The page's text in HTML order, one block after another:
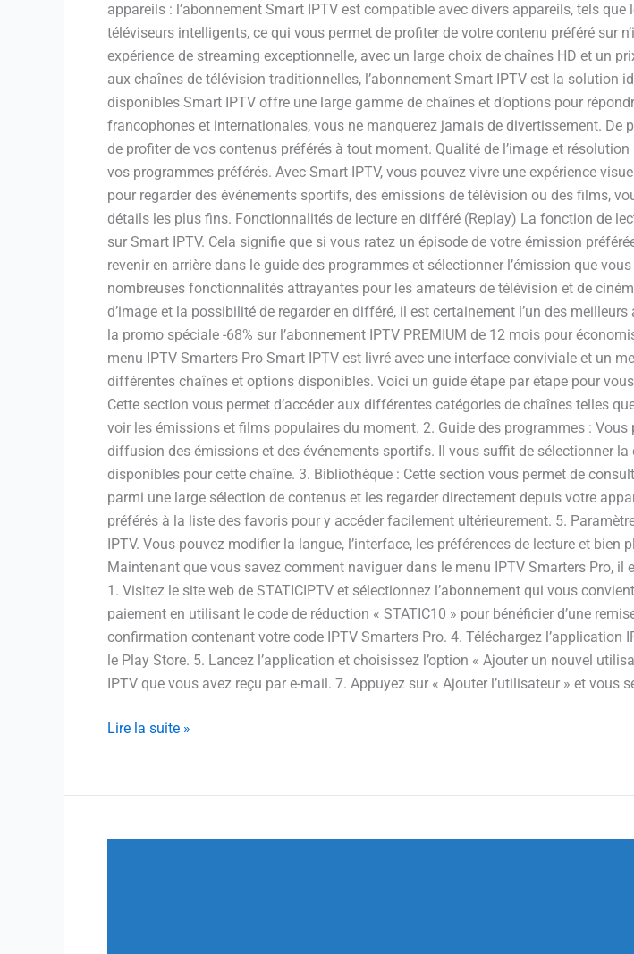
appareils : l’abonnement Smart IPTV est compatible avec divers appareils, tels
téléviseurs intelligents, ce qui vous permet de profiter de votre contenu préféré sur
expérience de streaming exceptionnelle, avec un large choix de chaînes HD et un
aux chaînes de télévision traditionnelles, l’abonnement Smart IPTV est la solution
disponibles Smart IPTV offre une large gamme de chaînes et d’options pour
francophones et internationales, vous ne manquerez jamais de divertissement.
de profiter de vos contenus préférés à tout moment. Qualité de l’image et
vos programmes préférés. Avec Smart IPTV, vous pouvez vivre une expérience
pour regarder des événements sportifs, des émissions de télévision ou des films,
détails les plus fins. Fonctionnalités de lecture en différé (Replay) La fonction de
sur Smart IPTV. Cela signifie que si vous ratez un épisode de votre émission
revenir en arrière dans le guide des programmes et sélectionner l’émission que
nombreuses fonctionnalités attrayantes pour les amateurs de télévision et de
d’image et la possibilité de regarder en différé, il est certainement l’un des
la promo spéciale -68% sur l’abonnement IPTV PREMIUM de 12 mois pour
menu IPTV Smarters Pro Smart IPTV est livré avec une interface conviviale et un
différentes chaînes et options disponibles. Voici un guide étape par étape pour
Cette section vous permet d’accéder aux différentes catégories de chaînes telles
voir les émissions et films populaires du moment. 2. Guide des programmes :
diffusion des émissions et des événements sportifs. Il vous suffit de sélectionner
disponibles pour cette chaîne. 3. Bibliothèque : Cette section vous permet de
parmi une large sélection de contenus et les regarder directement depuis votre
préférés à la liste des favoris pour y accéder facilement ultérieurement. 5.
IPTV. Vous pouvez modifier la langue, l’interface, les préférences de lecture et
Maintenant que vous savez comment naviguer dans le menu IPTV Smarters Pro, il
1. Visitez le site web de STATICIPTV et sélectionnez l’abonnement qui vous
paiement en utilisant le code de réduction « STATIC10 » pour bénéficier d’une
confirmation contenant votre code IPTV Smarters Pro. 4. Téléchargez l’application
le Play Store. 5. Lancez l’application et choisissez l’option « Ajouter un nouvel
IPTV que vous avez reçu par e-mail. 7. Appuyez sur « Ajouter l’utilisateur » et vous
Lire la suite »